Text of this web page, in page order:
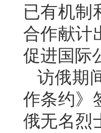
已有机制
合作献计
促进国际
访俄期
作条约》
俄无名烈